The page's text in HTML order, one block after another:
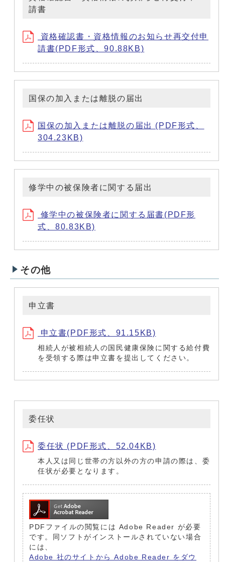
請書
資格確認書・資格情報のお知らせ再交付申
請書(PDF形式、90.88KB)
国保の加入または離脱の届出
国保の加入または離脱の届出 (PDF形式、
304.23KB)
修学中の被保険者に関する届出
修学中の被保険者に関する届書(PDF形
式、80.83KB)
その他
申立書
申立書(PDF形式、91.15KB)
相続人が被相続人の国民健康保険に関する給付費
を受領する際は申立書を提出してください。
委任状
委任状 (PDF形式、52.04KB)
本人又は同じ世帯の方以外の方の申請の際は、委
任状が必要となります。
PDFファイルの閲覧には Adobe Reader が必要
です。同ソフトがインストールされていない場合
には、
Adobe 社のサイトから Adobe Reader をダウ